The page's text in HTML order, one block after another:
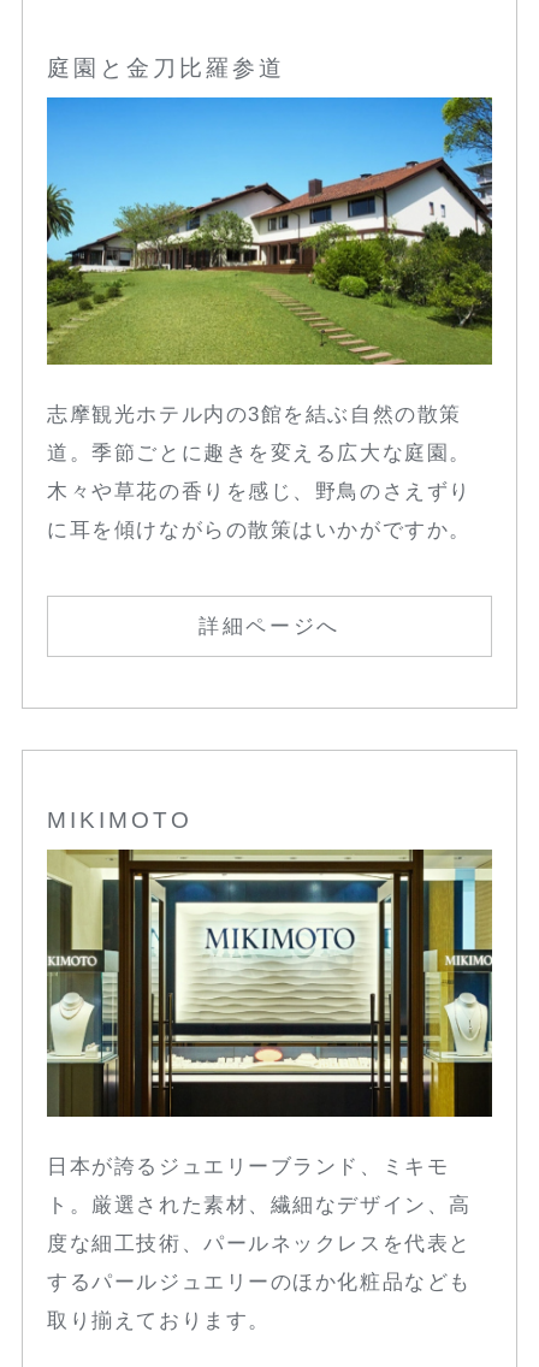
庭園と金刀比羅参道
志摩観光ホテル内の3館を結ぶ自然の散策
道。季節ごとに趣きを変える広大な庭園。
木々や草花の香りを感じ、野鳥のさえずり
に耳を傾けながらの散策はいかがですか。
詳細ページへ
MIKIMOTO
日本が誇るジュエリーブランド、ミキモ
ト。厳選された素材、繊細なデザイン、高
度な細工技術、パールネックレスを代表と
するパールジュエリーのほか化粧品なども
取り揃えております。